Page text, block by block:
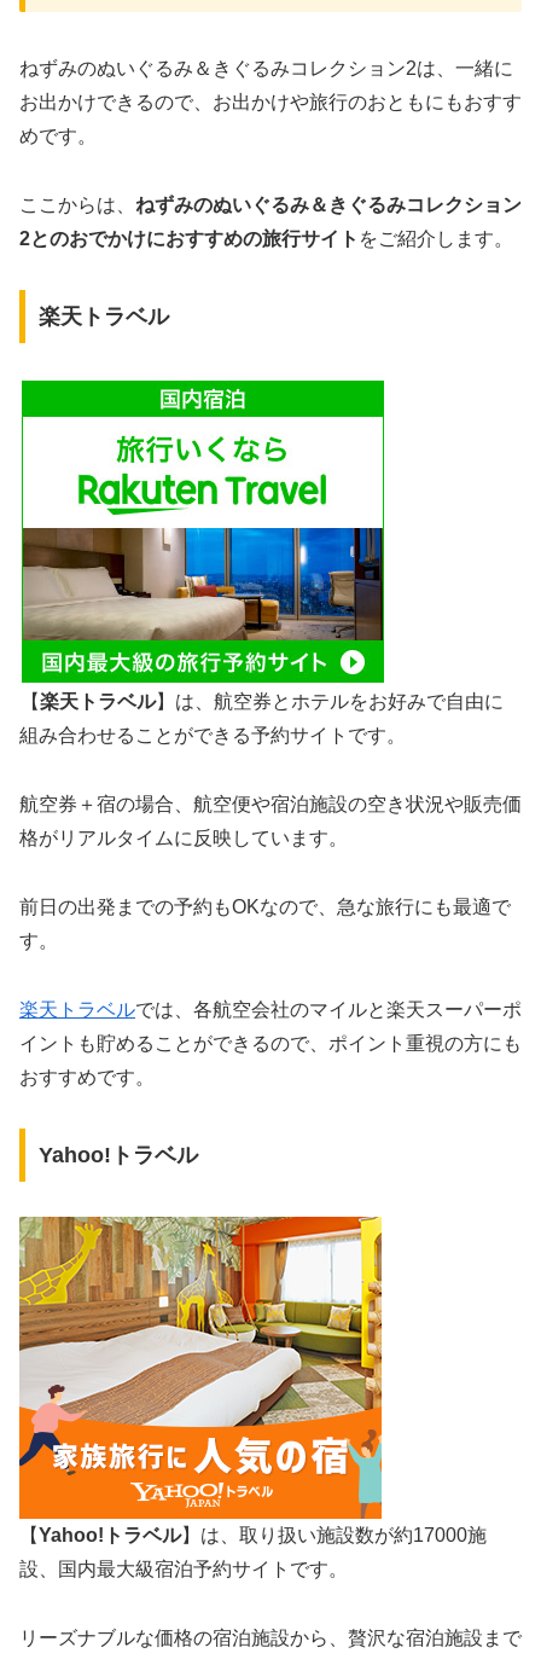
ねずみのぬいぐるみ＆きぐるみコレクション2は、一緒に
お出かけできるので、お出かけや旅行のおともにもおすす
めです。
ここからは、 ねずみのぬいぐるみ＆きぐるみコレクション
2とのおでかけにおすすめの旅行サイト をご紹介します。
楽天トラベル
【楽天トラベル】は、航空券とホテルをお好みで自由に
組み合わせることができる予約サイトです。
航空券＋宿の場合、航空便や宿泊施設の空き状況や販売価
格がリアルタイムに反映しています。
前日の出発までの予約もOKなので、急な旅行にも最適で
す。
楽天トラベルでは、各航空会社のマイルと楽天スーパーポ
イントも貯めることができるので、ポイント重視の方にも
おすすめです。
Yahoo!トラベル
【Yahoo!トラベル】は、取り扱い施設数が約17000施
設、国内最大級宿泊予約サイトです。
リーズナブルな価格の宿泊施設から、贅沢な宿泊施設まで